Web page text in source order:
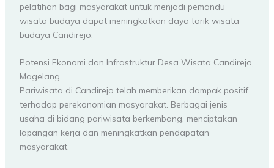
pelatihan bagi masyarakat untuk menjadi pemandu
wisata budaya dapat meningkatkan daya tarik wisata
budaya Candirejo.
Potensi Ekonomi dan Infrastruktur Desa Wisata Candirejo,
Magelang
Pariwisata di Candirejo telah memberikan dampak positif
terhadap perekonomian masyarakat. Berbagai jenis
usaha di bidang pariwisata berkembang, menciptakan
lapangan kerja dan meningkatkan pendapatan
masyarakat.